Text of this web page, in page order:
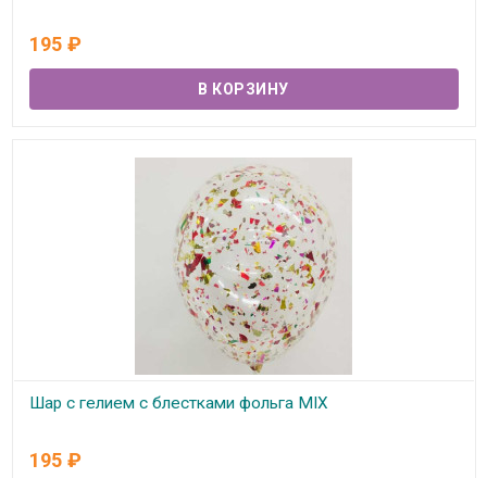
195 ₽
Шар с гелием с блестками фольга MIX
195 ₽